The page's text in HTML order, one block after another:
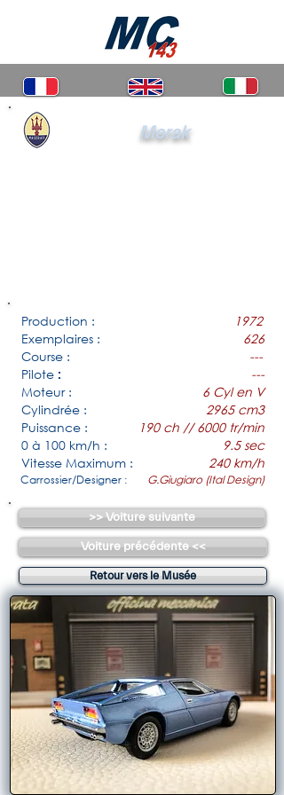
Merak
Production :
1972
Exemplaires :
626
Course :
---
Pilote :
---
Moteur :
6 Cyl en V
Cylindrée :
2965 cm3
Puissance :
190 ch // 6000 tr/min
0 à 100 km/h :
9.5 sec
Vitesse Maximum :
240 km/h
Carrossier/Designer : G.Giugiaro (Ital Design)
>> Voiture suivante
Voiture précédente <<
Retour vers le Musée